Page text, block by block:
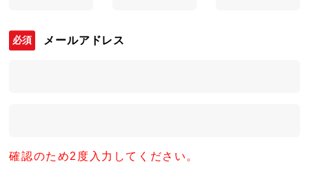
メールアドレス
確認のため2度入力してください。